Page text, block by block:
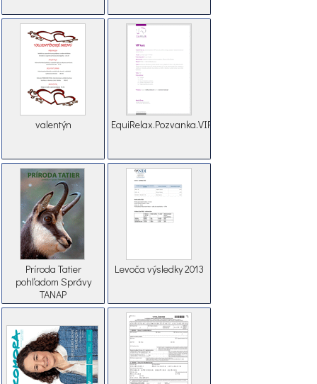
valentýn EquiRelax.Pozvanka.VIPkurz
Príroda Tatier
pohľadom Správy
TANAP
Levoča výsledky 2013